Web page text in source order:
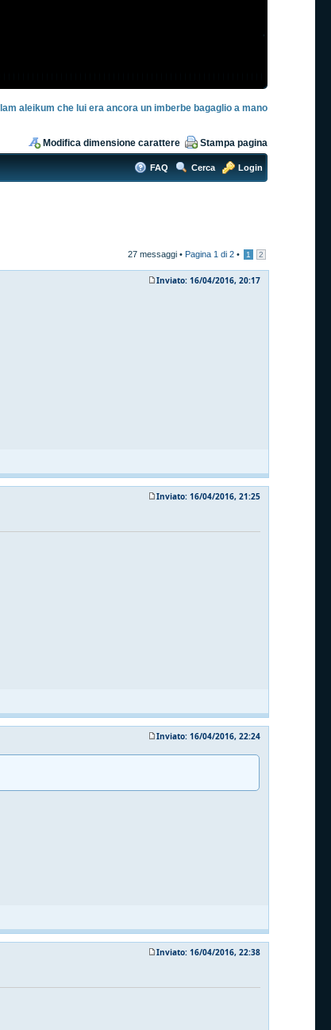
aleikum che lui era ancora un imberbe bagaglio a mano
Modifica dimensione carattere Stampa pagina
FAQ Cerca Login
27 messaggi • Pagina 1 di 2 • 1 2
Inviato: 16/04/2016, 20:17
Inviato: 16/04/2016, 21:25
Inviato: 16/04/2016, 22:24
Inviato: 16/04/2016, 22:38